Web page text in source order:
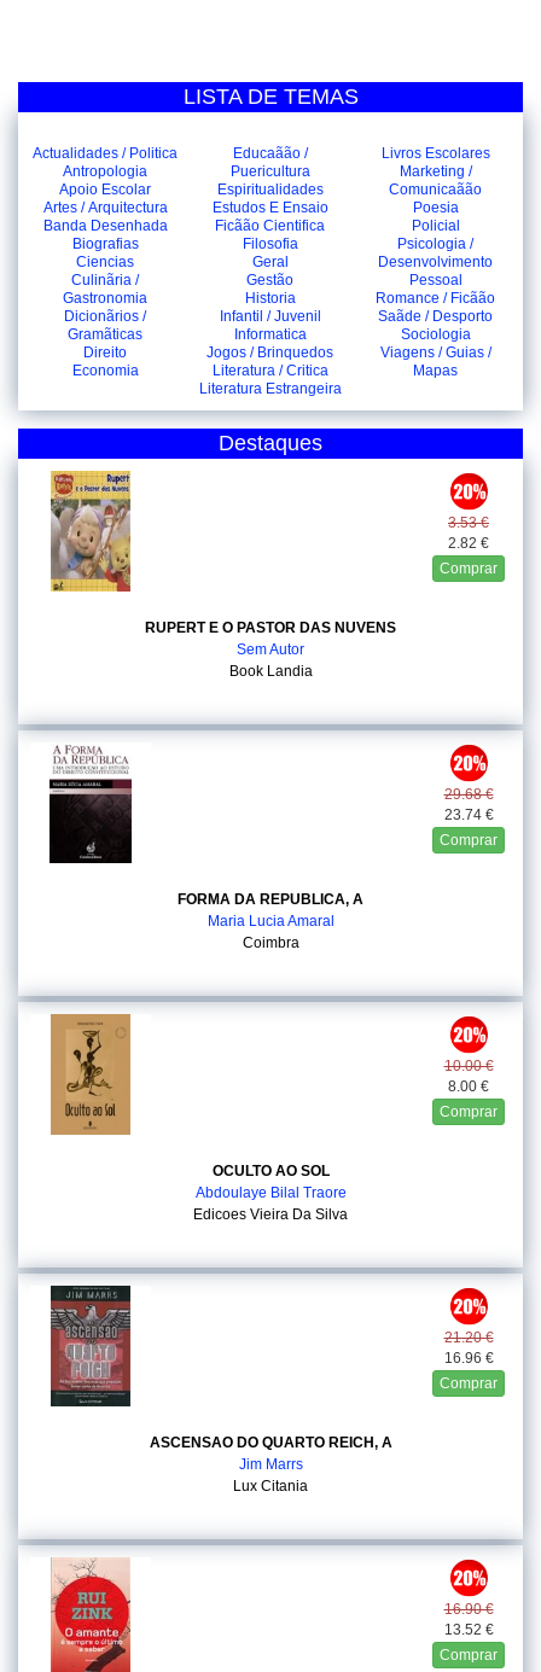
LISTA DE TEMAS
Actualidades / Politica
Antropologia
Apoio Escolar
Artes / Arquitectura
Banda Desenhada
Biografias
Ciencias
Culinãria /
Gastronomia
Dicionãrios /
Gramãticas
Direito
Economia
Educaãão /
Puericultura
Espiritualidades
Estudos E Ensaio
Ficãão Cientifica
Filosofia
Geral
Gestão
Historia
Infantil / Juvenil
Informatica
Jogos / Brinquedos
Literatura / Critica
Literatura Estrangeira
Livros Escolares
Marketing /
Comunicaãão
Poesia
Policial
Psicologia /
Desenvolvimento
Pessoal
Romance / Ficãão
Saãde / Desporto
Sociologia
Viagens / Guias /
Mapas
Destaques
3.53 €
2.82 €
Comprar
RUPERT E O PASTOR DAS NUVENS
Sem Autor
Book Landia
29.68 €
23.74 €
Comprar
FORMA DA REPUBLICA, A
Maria Lucia Amaral
Coimbra
10.00 €
8.00 €
Comprar
OCULTO AO SOL
Abdoulaye Bilal Traore
Edicoes Vieira Da Silva
21.20 €
16.96 €
Comprar
ASCENSAO DO QUARTO REICH, A
Jim Marrs
Lux Citania
16.90 €
13.52 €
Comprar